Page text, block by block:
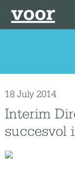
18 July 2014
Interim
succesvol